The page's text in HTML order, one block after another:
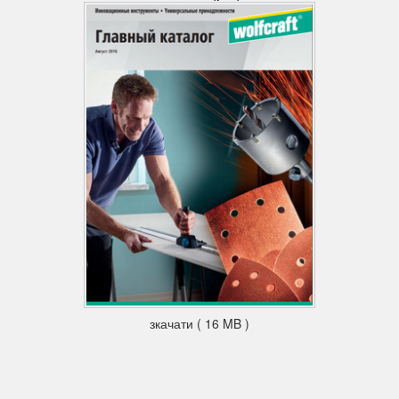
функція - фрезерувальний стіл
пристосування: поздовжній упор фрези (арт. 6901000)
дозволяє перетворити MASTER cut 2500 в повноцінний
фрезерний стіл.
Увага: фрезерувальний стіл можна використовувати тільки з
паралельним фрезеровочного упором (Art. 6901000)!
регульована по висоті панель машини для рівних переходів
функція - стіл для торцевої пили та пили для різання під
багатофункціональні отвори столу також забезпечують
сумісність з усіма торцевими пилками і пилами для різання
функція - мобільна робоча платформа
велика робоча поверхня з протиударної деревоволокнистої
плити (ДВП) з великими можливостями затиску і монтажу
зкачати ( 16 MB )